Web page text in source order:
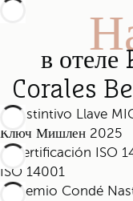
в
Corales
Ключ Мишлен 2025
ISO 14001